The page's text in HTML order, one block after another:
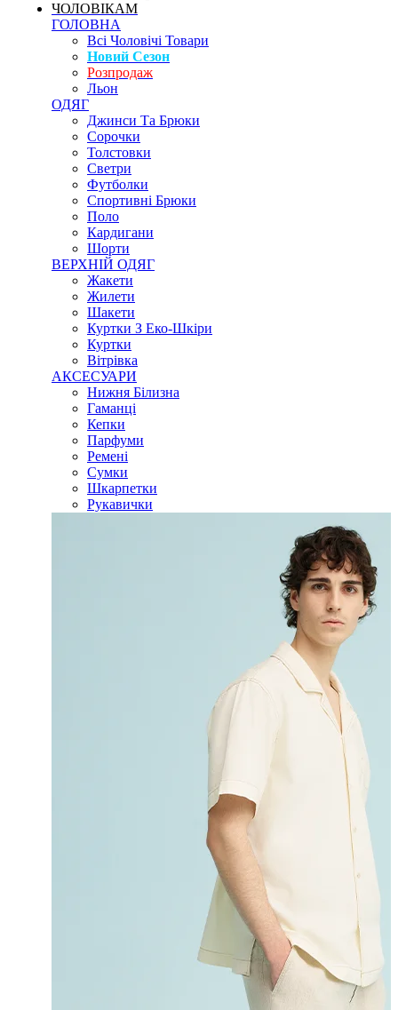
ЧОЛОВІКАМ
ГОЛОВНА
Всі Чоловічі Товари
Новий Сезон
Розпродаж
Льон
ОДЯГ
Джинси Та Брюки
Сорочки
Толстовки
Светри
Футболки
Спортивні Брюки
Поло
Кардигани
Шорти
ВЕРХНІЙ ОДЯГ
Жакети
Жилети
Шакети
Куртки З Еко-Шкіри
Куртки
Вітрівка
АКСЕСУАРИ
Нижня Білизна
Гаманці
Кепки
Парфуми
Ремені
Сумки
Шкарпетки
Рукавички